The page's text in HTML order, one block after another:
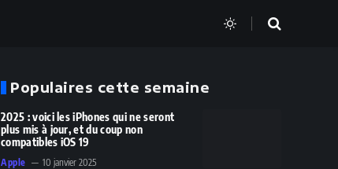
Populaires cette semaine
2025 : voici les iPhones qui ne seront
plus mis à jour, et du coup non
compatibles iOS 19
Apple 10 janvier 2025